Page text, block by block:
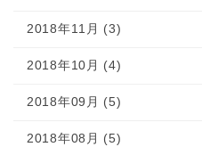
2018年11月 (3)
2018年10月 (4)
2018年09月 (5)
2018年08月 (5)